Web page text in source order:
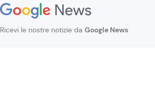
Ricevi le nostre notizie da Google News